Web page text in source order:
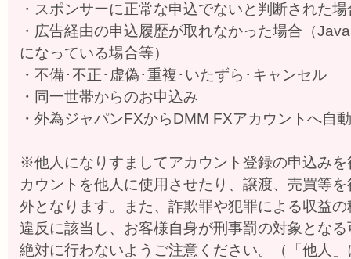
・スポンサーに正常な申込でないと判断された場
・広告経由の申込履歴が取れなかった場合（
になっている場合等）
・不備･不正･虚偽･重複･いたずら･キャンセル
・同一世帯からのお申込み
・外為ジャパンFXからDMM FXアカウントへ自
※他人になりすましてアカウント登録の申込み
カウントを他人に使用させたり、譲渡、売買等
外となります。また、詐欺罪や犯罪による収益
違反に該当し、お客様自身が刑事罰の対象とな
絶対に行わないようご注意ください。（「他人